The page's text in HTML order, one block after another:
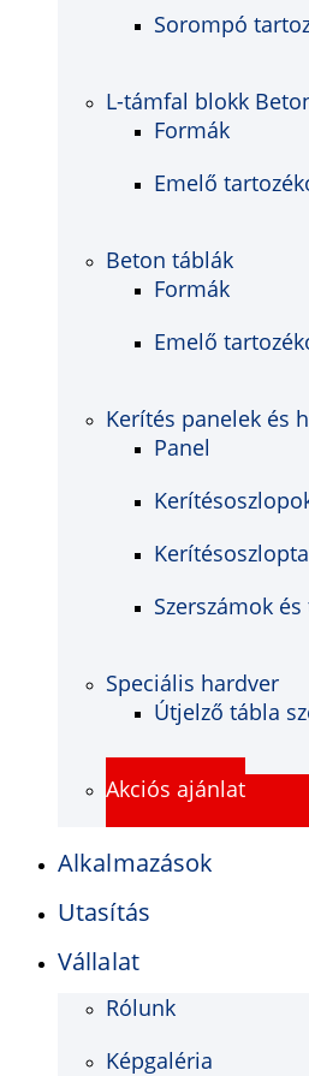
Sorompó
L-támfal blokk
Formák
Emelő
Beton táblák
Formák
Emelő
Kerítés panelek és
Panel
Szerszámok
Speciális hardver
Útjelző tábla
Akciós ajánlat
Alkalmazások
Utasítás
Vállalat
Rólunk
Képgaléria